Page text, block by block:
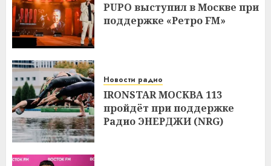
PUPO выступил в Москве при
поддержке «Ретро FM»
Новости радио
IRONSTAR МОСКВА 113
пройдёт при поддержке
Радио ЭНЕРДЖИ (NRG)